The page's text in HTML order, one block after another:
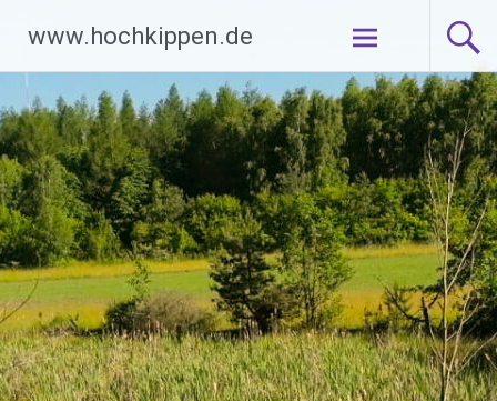
Inhalt
springen
www.hochkippen.de